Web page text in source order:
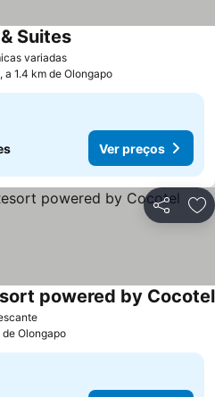
variadas
Suites
a 1.4 km de Olongapo
Ver preços
Partilhar
powered by Cocotel
Olongapo